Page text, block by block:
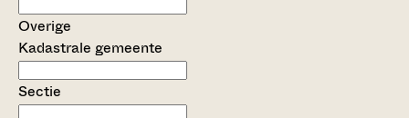
Overige
Kadastrale gemeente
Sectie